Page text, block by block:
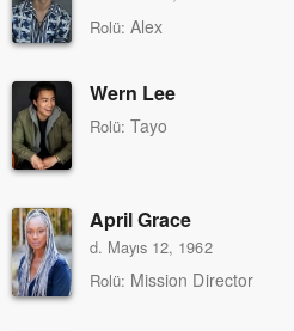
Rolü: Alex
Wern Lee
Rolü: Tayo
April Grace
d. Mayıs 12, 1962
Rolü: Mission Director